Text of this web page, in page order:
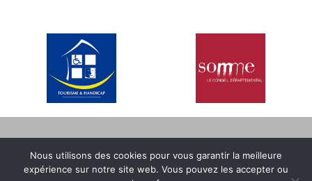
CONDITIONS GÉNÉRALES DE VENTE
POLITIQUE RGPD GÉNÉRALE
Nous utilisons des cookies pour vous garantir la meilleure
expérience sur notre site web. Vous pouvez les accepter ou